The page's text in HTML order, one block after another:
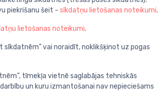
piekrišanu šeit - sīkdatņu lietošanas noteikumi.
lietošanas noteikumi.
vai noraidīt, noklikšķinot uz pogas
tīmekļa vietnē saglabājas tehniskās
un kuru izmantošanai nav nepieciešams